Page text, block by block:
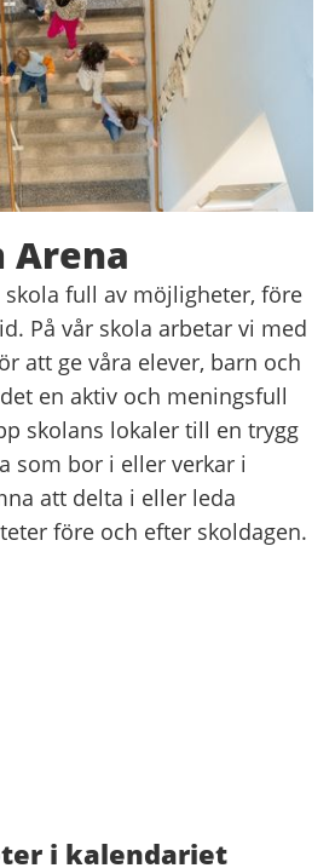
Arena
full av möjligheter, före
På vår skola arbetar vi med
att ge våra elever, barn och
en aktiv och meningsfull
skolans lokaler till en trygg
som bor i eller verkar i
att delta i eller leda
före och efter skoldagen.
i kalendariet